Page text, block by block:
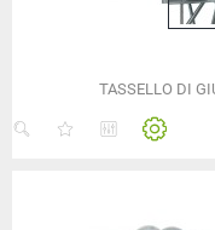
TASSELLO DI